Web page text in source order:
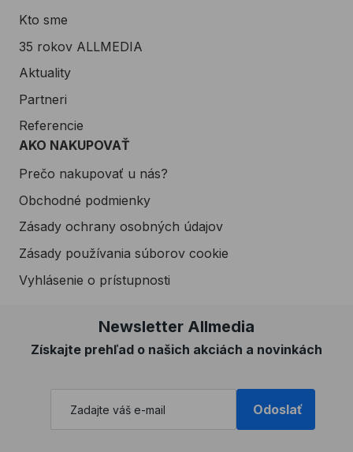
Kto sme
35 rokov ALLMEDIA
Aktuality
Partneri
Referencie
AKO NAKUPOVAŤ
Prečo nakupovať u nás?
Obchodné podmienky
Zásady ochrany osobných údajov
Zásady používania súborov cookie
Vyhlásenie o prístupnosti
Newsletter Allmedia
Získajte prehľad o našich akciách a novinkách
Odoslať